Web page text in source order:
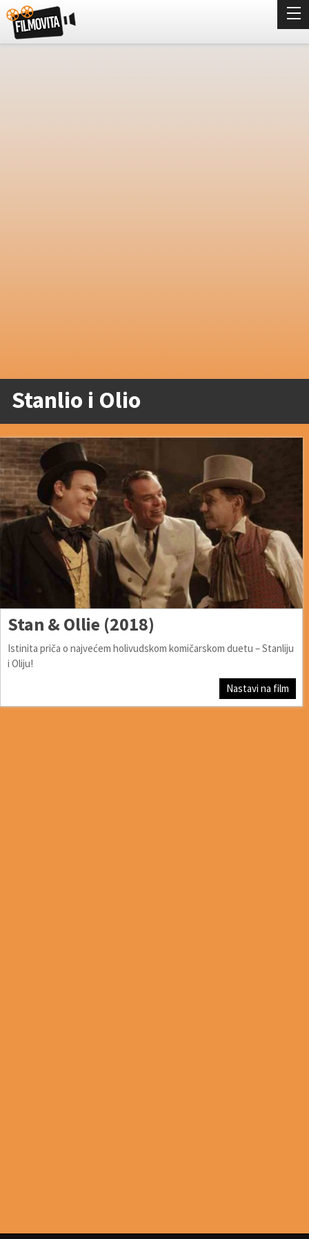
Stanlio i Olio
Stan & Ollie (2018)
Istinita priča o najvećem holivudskom komičarskom duetu – Stanliju
i Oliju!
Nastavi na film